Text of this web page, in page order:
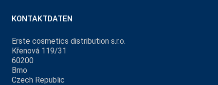
KONTAKTDATEN
Erste cosmetics distribution s.r.o.
Křenová 119/31
60200
Brno
Czech Republic